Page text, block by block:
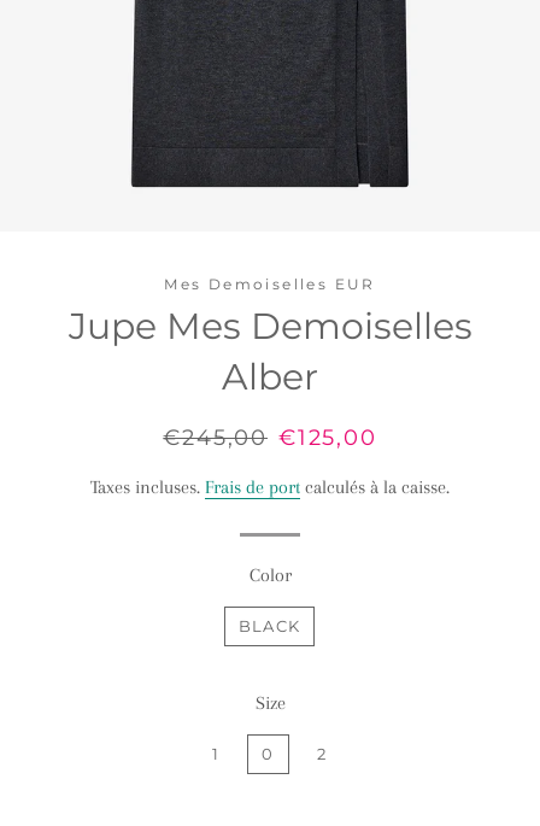
Mes Demoiselles EUR
Jupe Mes Demoiselles
Alber
Prix
€245,00 Prix
€125,00
Taxes incluses. Frais de port calculés à la caisse.
Color
BLACK
Size
1 0 2